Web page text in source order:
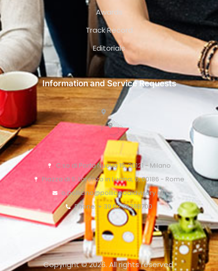
Awards
Track Record
Editorials
Information and Service Requests
C.so di Porta Nuova 15, 20121 - Milano
Piazza di S. Lorenzo in Lucina, 6, 00186 - Rome
o.pollicino@pollicinoaidvisory.eu
Phone: + 39 02 76388700
Copyright © 2026. All rights reserved.